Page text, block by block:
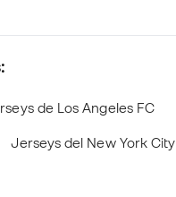
de Los Angeles FC
Jerseys del New York City